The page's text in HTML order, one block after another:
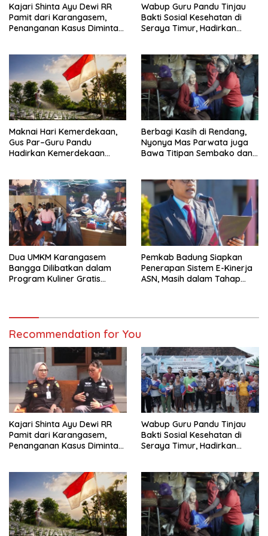
Kajari Shinta Ayu Dewi RR
Pamit dari Karangasem,
Penanganan Kasus Diminta
Wabup Guru Pandu Tinjau
Bakti Sosial Kesehatan di
Seraya Timur, Hadirkan
Maknai Hari Kemerdekaan,
Gus Par–Guru Pandu
Hadirkan Kemerdekaan
Berbagi Kasih di Rendang,
Nyonya Mas Parwata juga
Bawa Titipan Sembako dan
Dua UMKM Karangasem
Bangga Dilibatkan dalam
Program Kuliner Gratis
Pemkab Badung Siapkan
Penerapan Sistem E-Kinerja
ASN, Masih dalam Tahap
Recommendation for You
Kajari Shinta Ayu Dewi RR
Pamit dari Karangasem,
Penanganan Kasus Diminta
Wabup Guru Pandu Tinjau
Bakti Sosial Kesehatan di
Seraya Timur, Hadirkan